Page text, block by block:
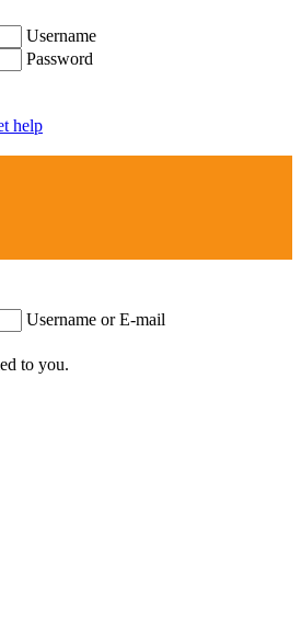
Username
Password
help
Username or E-mail
to you.